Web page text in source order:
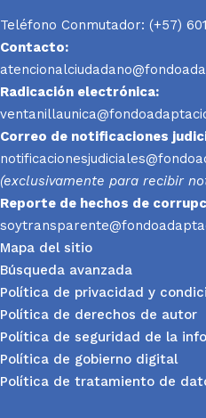
Teléfono Conmutador: (+57)
Contacto:
Radicación electrónica:
Correo de notificaciones
(exclusivamente para recibir
Reporte de hechos de
Mapa del sitio
Búsqueda avanzada
Política de privacidad y
Política de derechos de autor
Política de seguridad de la
Política de gobierno digital
Política de tratamiento de